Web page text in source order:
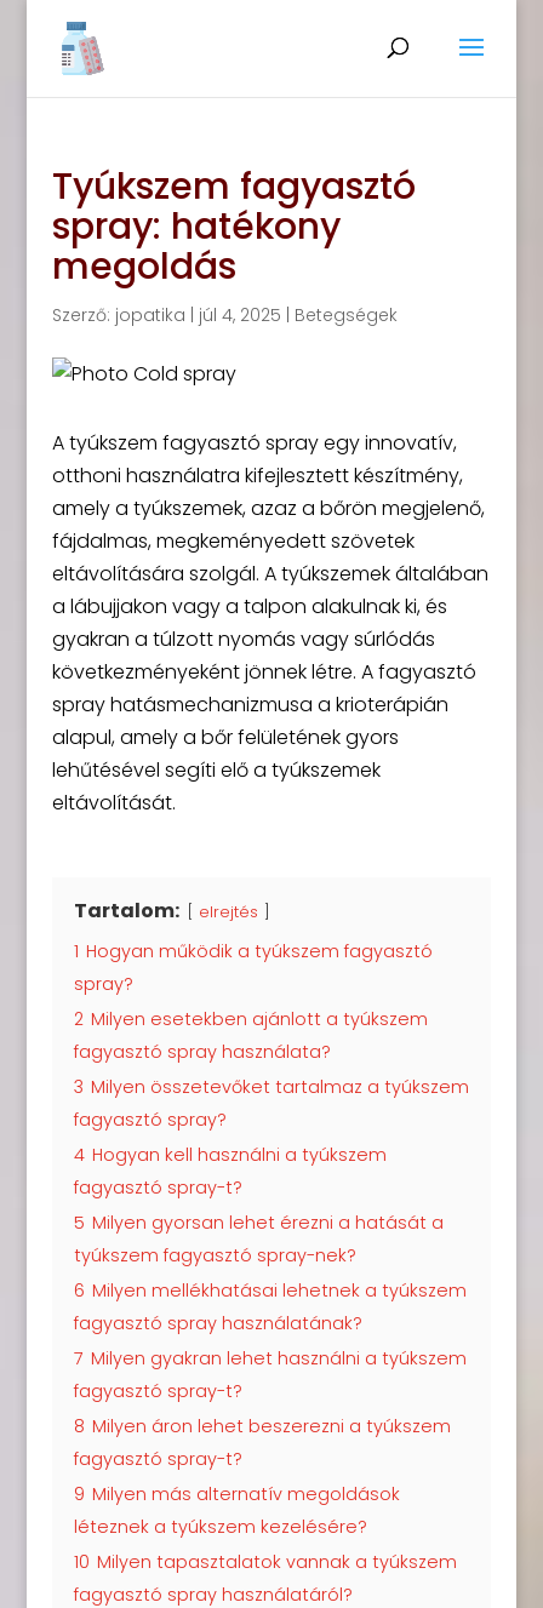
Tyúkszem fagyasztó
spray: hatékony
megoldás
Szerző: jopatika júl 4, 2025 Betegségek
A tyúkszem fagyasztó spray egy innovatív,
otthoni használatra kifejlesztett készítmény,
amely a tyúkszemek, azaz a bőrön megjelenő,
fájdalmas, megkeményedett szövetek
eltávolítására szolgál. A tyúkszemek általában
a lábujjakon vagy a talpon alakulnak ki, és
gyakran a túlzott nyomás vagy súrlódás
következményeként jönnek létre. A fagyasztó
spray hatásmechanizmusa a krioterápián
alapul, amely a bőr felületének gyors
lehűtésével segíti elő a tyúkszemek
eltávolítását.
Tartalom: elrejtés
1 Hogyan működik a tyúkszem fagyasztó
spray?
2 Milyen esetekben ajánlott a tyúkszem
fagyasztó spray használata?
3 Milyen összetevőket tartalmaz a tyúkszem
fagyasztó spray?
4 Hogyan kell használni a tyúkszem
fagyasztó spray-t?
5 Milyen gyorsan lehet érezni a hatását a
tyúkszem fagyasztó spray-nek?
6 Milyen mellékhatásai lehetnek a tyúkszem
fagyasztó spray használatának?
7 Milyen gyakran lehet használni a tyúkszem
fagyasztó spray-t?
8 Milyen áron lehet beszerezni a tyúkszem
fagyasztó spray-t?
9 Milyen más alternatív megoldások
léteznek a tyúkszem kezelésére?
10 Milyen tapasztalatok vannak a tyúkszem
fagyasztó spray használatáról?